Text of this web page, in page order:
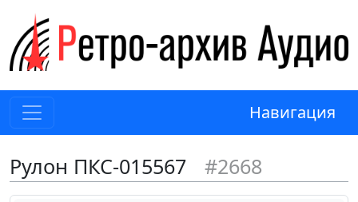
Навигация
Рулон ПКС-015567 #2668